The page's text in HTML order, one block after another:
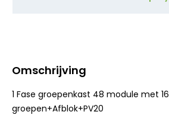
Omschrijving
1 Fase groepenkast 48 module met 16
groepen+Afblok+PV20